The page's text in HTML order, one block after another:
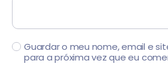
Guardar o meu nome, email e
para a próxima vez que eu